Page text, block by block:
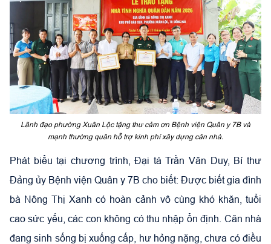
Lãnh đạo phường Xuân Lộc tặng thư cảm ơn Bệnh viện Quân y 7B và
mạnh thường quân hỗ trợ kinh phí xây dựng căn nhà.
Phát biểu tại chương trình, Đại tá Trần Văn Duy, Bí thư
Đảng ủy Bệnh viện Quân y 7B cho biết: Được biết gia đình
bà Nông Thị Xanh có hoàn cảnh vô cùng khó khăn, tuổi
cao sức yếu, các con không có thu nhập ổn định. Căn nhà
đang sinh sống bị xuống cấp, hư hỏng nặng, chưa có điều